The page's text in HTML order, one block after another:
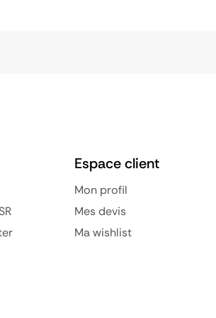
Espace client
Mon profil
Mes devis
Ma wishlist